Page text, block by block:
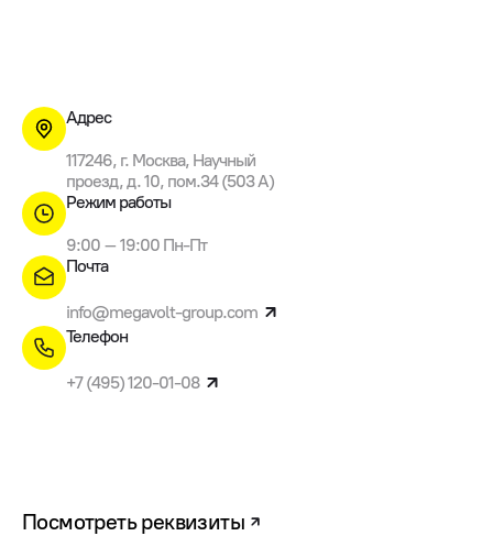
Адрес
117246, г. Москва, Научный
проезд, д. 10, пом.34 (503 A)
Режим работы
9:00 – 19:00 Пн-Пт
Почта
info@megavolt-group.com
Телефон
+7 (495) 120-01-08
Посмотреть реквизиты